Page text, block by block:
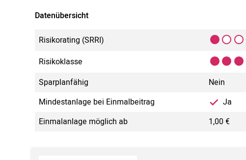
Datenübersicht
Risikorating (SRRI)
Risikoklasse
Sparplanfähig
Nein
Mindestanlage bei Einmalbeitrag
Ja
Einmalanlage möglich ab
1,00 €